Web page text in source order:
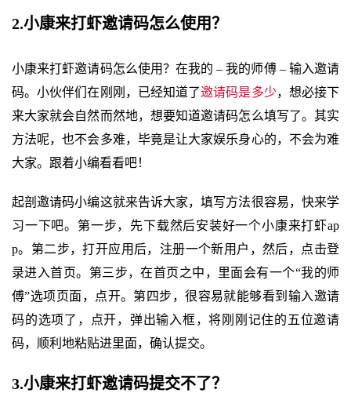
2.小康来打虾邀请码怎么使用？
小康来打虾邀请码怎么使用？在我的 – 我的师傅 – 输入邀请
码。小伙伴们在刚刚，已经知道了邀请码是多少，想必接下
来大家就会自然而然地，想要知道邀请码怎么填写了。其实
方法呢，也不会多难，毕竟是让大家娱乐身心的，不会为难
大家。跟着小编看看吧！
起剖邀请码小编这就来告诉大家，填写方法很容易，快来学
习一下吧。第一步，先下载然后安装好一个小康来打虾ap
p。第二步，打开应用后，注册一个新用户，然后，点击登
录进入首页。第三步，在首页之中，里面会有一个“我的师
傅”选项页面，点开。第四步，很容易就能够看到输入邀请
码的选项了，点开，弹出输入框，将刚刚记住的五位邀请
码，顺利地粘贴进里面，确认提交。
3.小康来打虾邀请码提交不了？